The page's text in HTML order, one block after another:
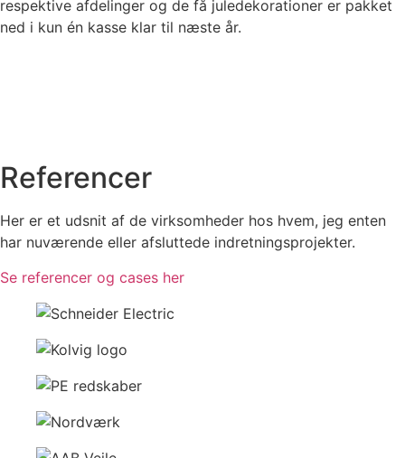
respektive afdelinger og de få juledekorationer er pakket
ned i kun én kasse klar til næste år.
Referencer
Her er et udsnit af de virksomheder hos hvem, jeg enten
har nuværende eller afsluttede indretningsprojekter.
Se referencer og cases her